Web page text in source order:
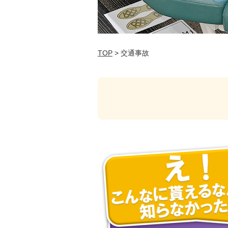
TOP > 交通事故